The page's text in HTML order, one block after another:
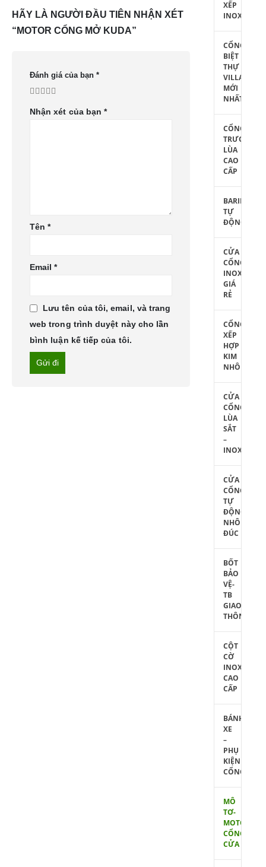
HÃY LÀ NGƯỜI ĐẦU TIÊN NHẬN XÉT
“MOTOR CỔNG MỞ KUDA”
Đánh giá của bạn *
Nhận xét của bạn*
Tên*
Email*
Lưu tên của tôi, email, và trang
web trong trình duyệt này cho lần
bình luận kế tiếp của tôi.
XẾP
INOX
CỔNG
BIỆT
THỰ
VILLA
MỚI
NHẤT
CỔNG
TRƯỢT
LÙA
CAO
CẤP
BARIE
TỰ
ĐỘNG
CỬA
CỔNG
INOX
GIÁ
RẺ
CỔNG
XẾP
HỢP
KIM
NHÔM
CỬA
CỔNG
LÙA
SẮT
–
INOX
CỬA
CỔNG
TỰ
ĐỘNG
NHÔM
ĐÚC
BỐT
BẢO
VỆ-
TB
GIAO
THÔNG
CỘT
CỜ
INOX
CAO
CẤP
BÁNH
XE
–
PHỤ
KIỆN
CỔNG
MÔ
TƠ-
MOTOR
CỔNG
CỬA